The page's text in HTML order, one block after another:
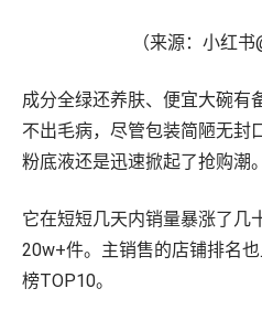
（来源：小红书
成分全绿还养肤、便宜大碗有
不出毛病，尽管包装简陋无封
粉底液还是迅速掀起了抢购潮。
它在短短几天内销量暴涨了几
20w+件。主销售的店铺排名
榜TOP10。